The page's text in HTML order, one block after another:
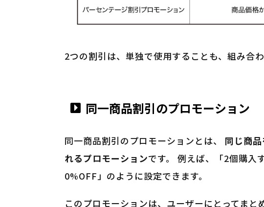
2つの割引は、単独で使用することも、組み合
同一商品割引のプロモーション
同一商品割引のプロモーションとは、 同じ商
れるプロモーションです。 例えば、「2個購入
0%OFF」のように設定できます。
このプロモーションは、ユーザーにとってまと